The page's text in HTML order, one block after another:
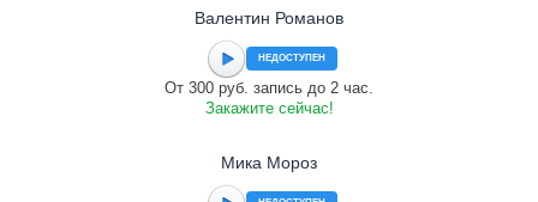
Валентин Романов
НЕДОСТУПЕН
От 300 руб. запись до 2 час.
Закажите сейчас!
Мика Мороз